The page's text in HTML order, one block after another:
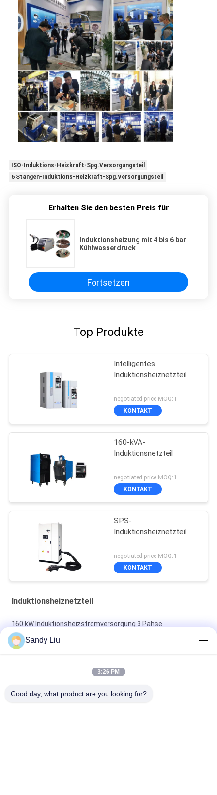
ISO-Induktions-Heizkraft-Spg.Versorgungsteil
6 Stangen-Induktions-Heizkraft-Spg.Versorgungsteil
Erhalten Sie den besten Preis für
Induktionsheizung mit 4 bis 6 bar
Kühlwasserdruck
Fortsetzen
Top Produkte
Intelligentes
Induktionsheiznetzteil
negotiated price MOQ:1
KONTAKT
160-kVA-
Induktionsnetzteil
negotiated price MOQ:1
KONTAKT
SPS-
Induktionsheiznetzteil
negotiated price MOQ:1
KONTAKT
Induktionsheiznetzteil
160 kW Induktionsheizstromversorgung 3 Pahse
Induktionsschmiedemaschine
3 Induktions-Stromversorgungs-Spulen der Phasen-400V
Überlastspulen
Sandy Liu
3:26 PM
Good day, what product are you looking for?